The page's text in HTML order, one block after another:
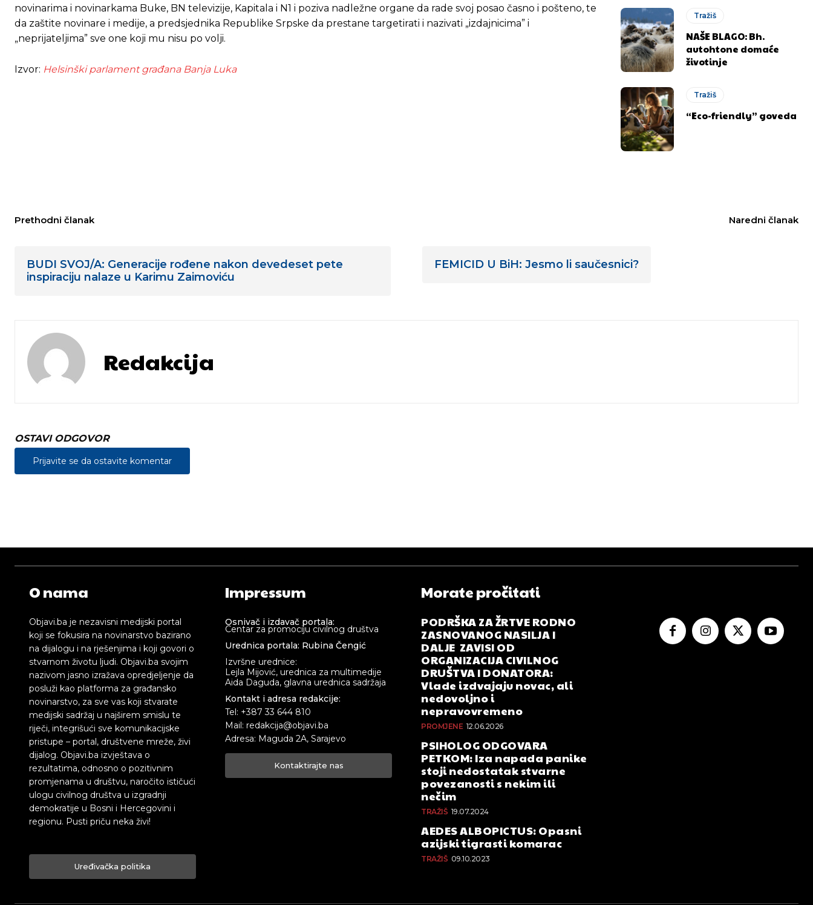
[wpuf_form id=”7463”]
[wpuf_form id=”7463”]
novinarima i novinarkama Buke, BN televizije, Kapitala i N1 i poziva nadležne organe da rade svoj posao časno i pošteno, te
da zaštite novinare i medije, a predsjednika Republike Srpske da prestane targetirati i nazivati „izdajnicima” i
„neprijateljima” sve one koji mu nisu po volji.
Izvor: Helsinški parlament građana Banja Luka
Tražiš
NAŠE BLAGO: Bh.
autohtone domaće
životinje
Tražiš
“Eco-friendly” goveda
Prethodni članak
BUDI SVOJ/A: Generacije rođene nakon devedeset pete
inspiraciju nalaze u Karimu Zaimoviću
Naredni članak
FEMICID U BiH: Jesmo li saučesnici?
Redakcija
OSTAVI ODGOVOR
Prijavite se da ostavite komentar
O nama
Objavi.ba je nezavisni medijski portal
koji se fokusira na novinarstvo bazirano
na dijalogu i na rješenjima i koji govori o
stvarnom životu ljudi. Objavi.ba svojim
nazivom jasno izražava opredjeljenje da
posluži kao platforma za građansko
novinarstvo, za sve vas koji stvarate
medijski sadržaj u najširem smislu te
riječi, integrišući sve komunikacijske
pristupe – portal, društvene mreže, živi
dijalog. Objavi.ba izvještava o
rezultatima, odnosno o pozitivnim
promjenama u društvu, naročito ističući
ulogu civilnog društva u izgradnji
demokratije u Bosni i Hercegovini i
regionu. Pusti priču neka živi!
Uređivačka politika
Impressum
Osnivač i izdavač portala:
Centar za promociju civilnog društva
Urednica portala: Rubina Čengić
Izvršne urednice:
Lejla Mijović, urednica za multimedije
Aida Daguda, glavna urednica sadržaja
Kontakt i adresa redakcije:
Tel: +387 33 644 810
Mail: redakcija@objavi.ba
Adresa: Maguda 2A, Sarajevo
Kontaktirajte nas
Morate pročitati
PODRŠKA ZA ŽRTVE RODNO
ZASNOVANOG NASILJA I
DALJE ZAVISI OD
ORGANIZACIJA CIVILNOG
DRUŠTVA I DONATORA:
Vlade izdvajaju novac, ali
nedovoljno i
nepravovremeno
PROMJENE 12.06.2026
PSIHOLOG ODGOVARA
PETKOM: Iza napada panike
stoji nedostatak stvarne
povezanosti s nekim ili
nečim
TRAŽIŠ 19.07.2024
AEDES ALBOPICTUS: Opasni
azijski tigrasti komarac
TRAŽIŠ 09.10.2023